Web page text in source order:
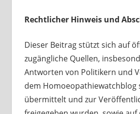
Rechtlicher Hinweis und
Dieser Beitrag stützt sich auf
zugängliche Quellen,
Antworten von Politikern und
dem Homoeopathiewatchblog
übermittelt und zur